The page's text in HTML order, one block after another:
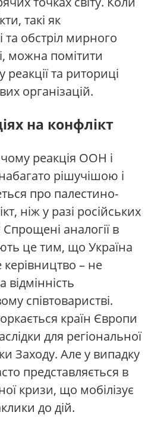
такі як
та обстріл мирного
можна помітити
реакції та риториці
організацій.
на конфлікт
чому реакція ООН і
рішучішою і
про палестино-
ніж у разі російських
аналогії в
це тим, що Україна
керівництво – не
відмінність
співтоваристві.
країн Європи
для регіональної
Заходу. Але у випадку
представляється в
кризи, що мобілізує
до дій.